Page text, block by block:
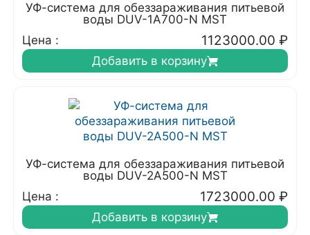
УФ-система для обеззараживания питьевой
воды DUV-1A700-N MST
Цена :
1123000.00 ₽
Добавить в корзину
УФ-система для обеззараживания питьевой
воды DUV-2A500-N MST
Цена :
1723000.00 ₽
Добавить в корзину